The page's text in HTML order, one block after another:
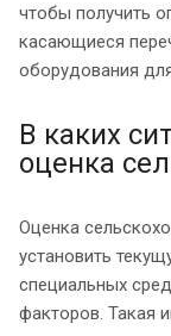
чтобы получить
касающиеся
оборудования
В каких
оценка
Оценка
установить
специальных
факторов. Такая